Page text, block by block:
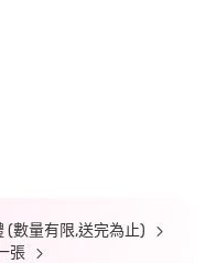
數量有限,送完為止)
張